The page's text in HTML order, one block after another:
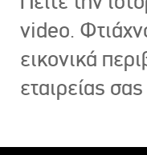
video.
εικονικά
εταιρείας